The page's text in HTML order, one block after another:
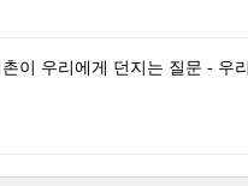
이 우리에게 던지는 질문 - 우